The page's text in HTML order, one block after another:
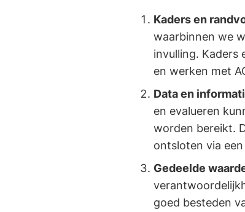
Kaders en
waarbinnen we
invulling. Kaders
en werken met
Data en
en evalueren
worden bereikt.
ontsloten via
Gedeelde
goed besteden